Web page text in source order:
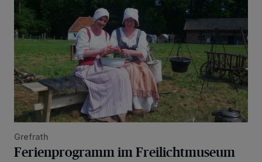
Grefrath
Ferienprogramm im Freilichtmuseum